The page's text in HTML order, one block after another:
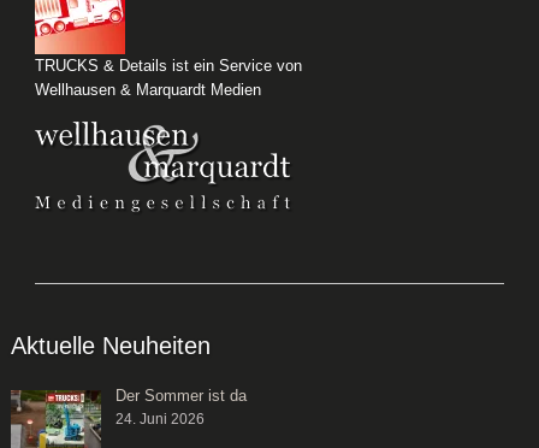
TRUCKS & Details ist ein Service von
Wellhausen & Marquardt Medien
Aktuelle Neuheiten
Der Sommer ist da
24. Juni 2026